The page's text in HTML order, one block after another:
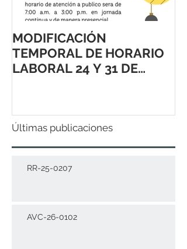
MODIFICACIÓN
TEMPORAL DE HORARIO
LABORAL 24 Y 31 DE
Últimas publicaciones
RR-25-0207
AVC-26-0102